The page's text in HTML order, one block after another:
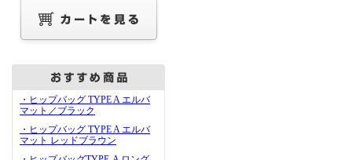
・ヒップバッグ TYPE A エルバ
マット／ブラック
・ヒップバッグ TYPE A エルバ
マット レッドブラウン